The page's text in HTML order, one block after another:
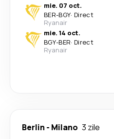
mie. 07 oct.
BER-BGY· Direct
Ryanair
mie. 14 oct.
BGY-BER· Direct
Ryanair
Berlin - Milano 3 zile